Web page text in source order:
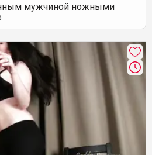
мужчиной ножными